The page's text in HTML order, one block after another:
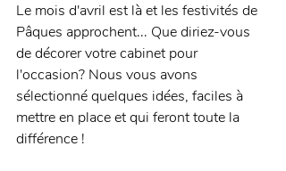
Le mois d'avril est là et les festivités de
Pâques approchent... Que diriez-vous
de décorer votre cabinet pour
l'occasion? Nous vous avons
sélectionné quelques idées, faciles à
mettre en place et qui feront toute la
différence !